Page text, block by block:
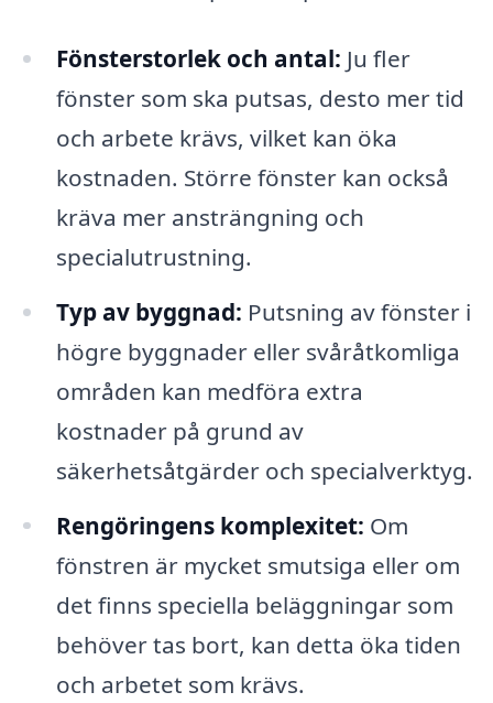
Fönsterstorlek och antal: Ju fler
fönster som ska putsas, desto mer tid
och arbete krävs, vilket kan öka
kostnaden. Större fönster kan också
kräva mer ansträngning och
specialutrustning.
Typ av byggnad: Putsning av fönster i
högre byggnader eller svåråtkomliga
områden kan medföra extra
kostnader på grund av
säkerhetsåtgärder och specialverktyg.
Rengöringens komplexitet: Om
fönstren är mycket smutsiga eller om
det finns speciella beläggningar som
behöver tas bort, kan detta öka tiden
och arbetet som krävs.